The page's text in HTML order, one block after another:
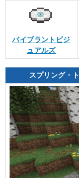
バイブラントビジ
ュアルズ
スプリング・